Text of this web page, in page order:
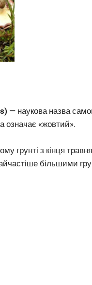
— наукова назва
означає «жовтий».
грунті з кінця
більшими